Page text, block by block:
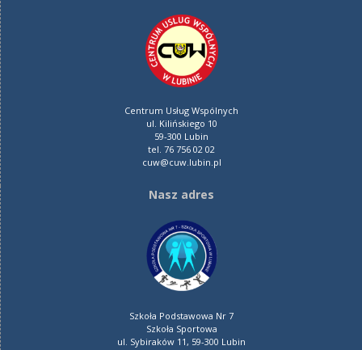
Centrum Usług Wspólnych
ul. Kilińskiego 10
59-300 Lubin
tel. 76 756 02 02
cuw@cuw.lubin.pl
Nasz adres
Szkoła Podstawowa Nr 7
Szkoła Sportowa
ul. Sybiraków 11, 59-300 Lubin